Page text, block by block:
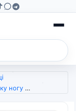
40 - 45 (арт. 6439)